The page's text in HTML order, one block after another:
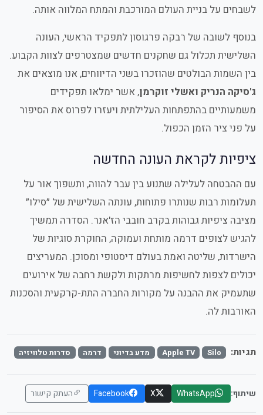
לשבחים על בניית העולם המורכבת והמתח המלווה אותה.
בנוסף לשובה של רבקה פרגוסון לתפקיד הראשי, העונה
השלישית תכלול גם שחקנים חדשים שמצטרפים לצוות הקבוע.
בין השמות הבולטים שהוזכרו בשני הדיווחים, אנו מוצאים את
ג'סיקה הנריק ואשלי זוקרמן, אשר ימלאו תפקידים
משמעותיים בהתפתחות העלילתית ויעזרו לפרוס את הסיפור
על פני ציר הזמן הכפול.
ציפיות לקראת העונה החדשה
עם ההבטחה לעלילה שתנוע בין עבר להווה, ותשפוך אור על
תעלומות רבות שנותרו פתוחות, עונתה השלישית של ״סילו״
מציבה ציפיות גבוהות בקרב חובבי הז'אנר. הסדרה תמשיך
להגיש לצופים דרמה מותחת ועמוקה, החוקרת סוגיות של
הישרדות, שליטה ואמת בעולם דיסטופי ומסוכן. המעריצים
יכולים לצפות לחשיפות מרתקות ולקשת רחבה של אירועים
שתעמיק את ההבנה על מקורות החברה התת-קרקעית והסכנות
האורבות לה.
תגיות: Silo
Apple TV מדע בדיוני דרמה סדרות טלוויזיה
שיתוף: WhatsApp
X
Facebook העתק קישור